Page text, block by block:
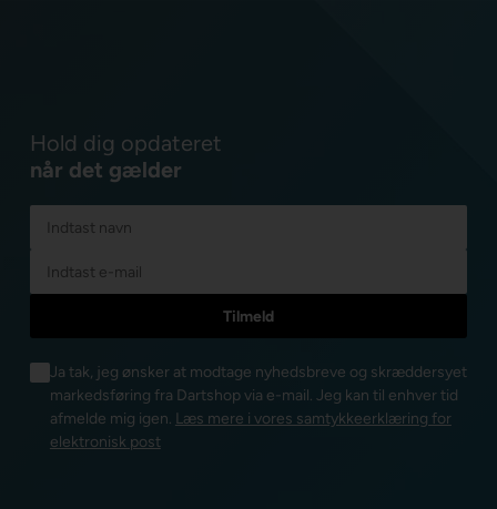
Hold dig opdateret
når det gælder
Ja tak, jeg ønsker at modtage nyhedsbreve og skræddersyet
markedsføring fra Dartshop via e-mail. Jeg kan til enhver tid
afmelde mig igen. Læs mere i vores samtykkeerklæring for
elektronisk post